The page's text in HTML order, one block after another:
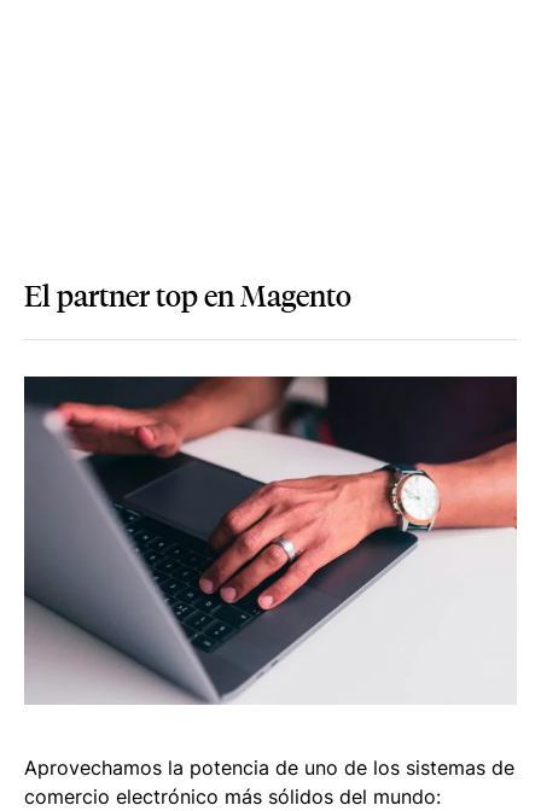
El partner top en Magento
Aprovechamos la potencia de uno de los sistemas de
comercio electrónico más sólidos del mundo: